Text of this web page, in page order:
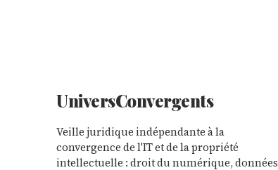
UniversConvergents
Veille juridique indépendante à la
convergence de l'IT et de la propriété
intellectuelle : droit du numérique, données